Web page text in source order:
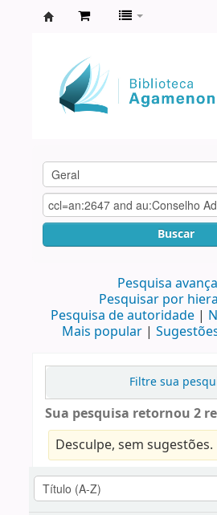
Agamenon
Magalhães
Buscar
Pesquisa
Pesquisar por
Pesquisa de autoridade
Mais popular
Filtre sua
Sua pesquisa retornou 2
Desculpe, sem sugestões.